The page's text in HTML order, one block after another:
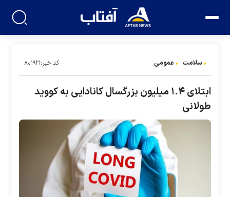
سلامت عمومی کد خبر:۸۰۱۹۲۱
ابتلای ۱.۴ میلیون بزرگسال کانادایی به کووید
طولانی